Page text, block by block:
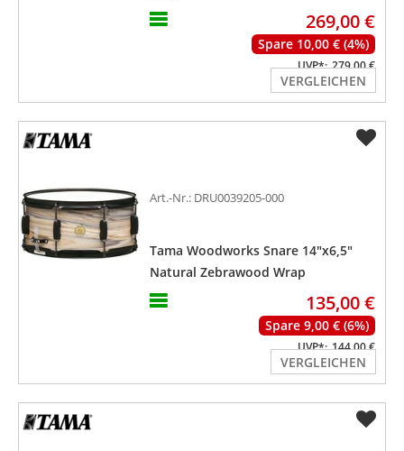
269,00 €
Spare 10,00 € (4%)
UVP*: 279,00 €
VERGLEICHEN
Art.-Nr.: DRU0039205-000
Tama Woodworks Snare 14"x6,5"
Natural Zebrawood Wrap
WP1465BK-NZW
135,00 €
Spare 9,00 € (6%)
UVP*: 144,00 €
VERGLEICHEN